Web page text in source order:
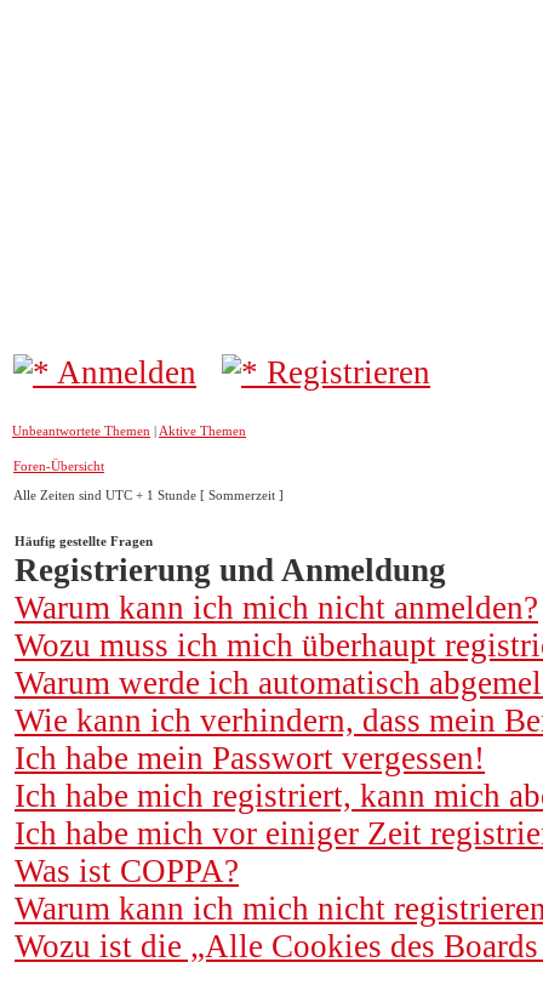
Anmelden Registrieren
Unbeantwortete Themen | Aktive Themen
Foren-Übersicht
Alle Zeiten sind UTC + 1 Stunde [ Sommerzeit ]
Häufig gestellte Fragen
Registrierung und Anmeldung
Warum kann ich mich nicht anmelden?
Wozu muss ich mich überhaupt
Warum werde ich automatisch
Wie kann ich verhindern, dass mein
Ich habe mein Passwort vergessen!
Ich habe mich registriert, kann mich
Ich habe mich vor einiger Zeit
Was ist COPPA?
Warum kann ich mich nicht
Wozu ist die „Alle Cookies des